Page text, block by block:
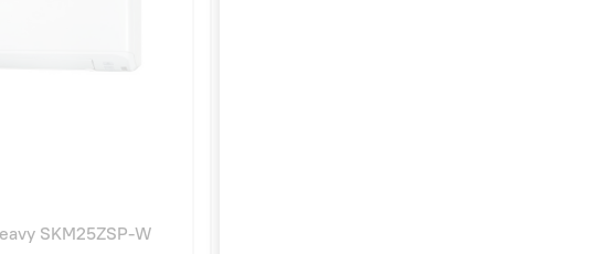
SKM25ZSP-W